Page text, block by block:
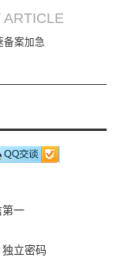
ARTICLE
备案加急
一
立密码